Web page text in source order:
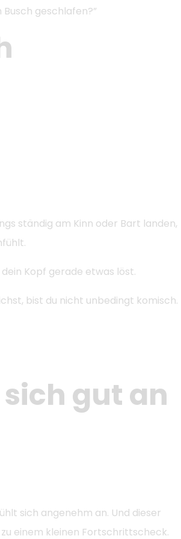
geschlafen?”
ständig am Kinn oder Bart landen,
Kopf gerade etwas löst.
bist du nicht unbedingt komisch.
gut an
sich angenehm an. Und dieser
einem kleinen Fortschrittscheck.